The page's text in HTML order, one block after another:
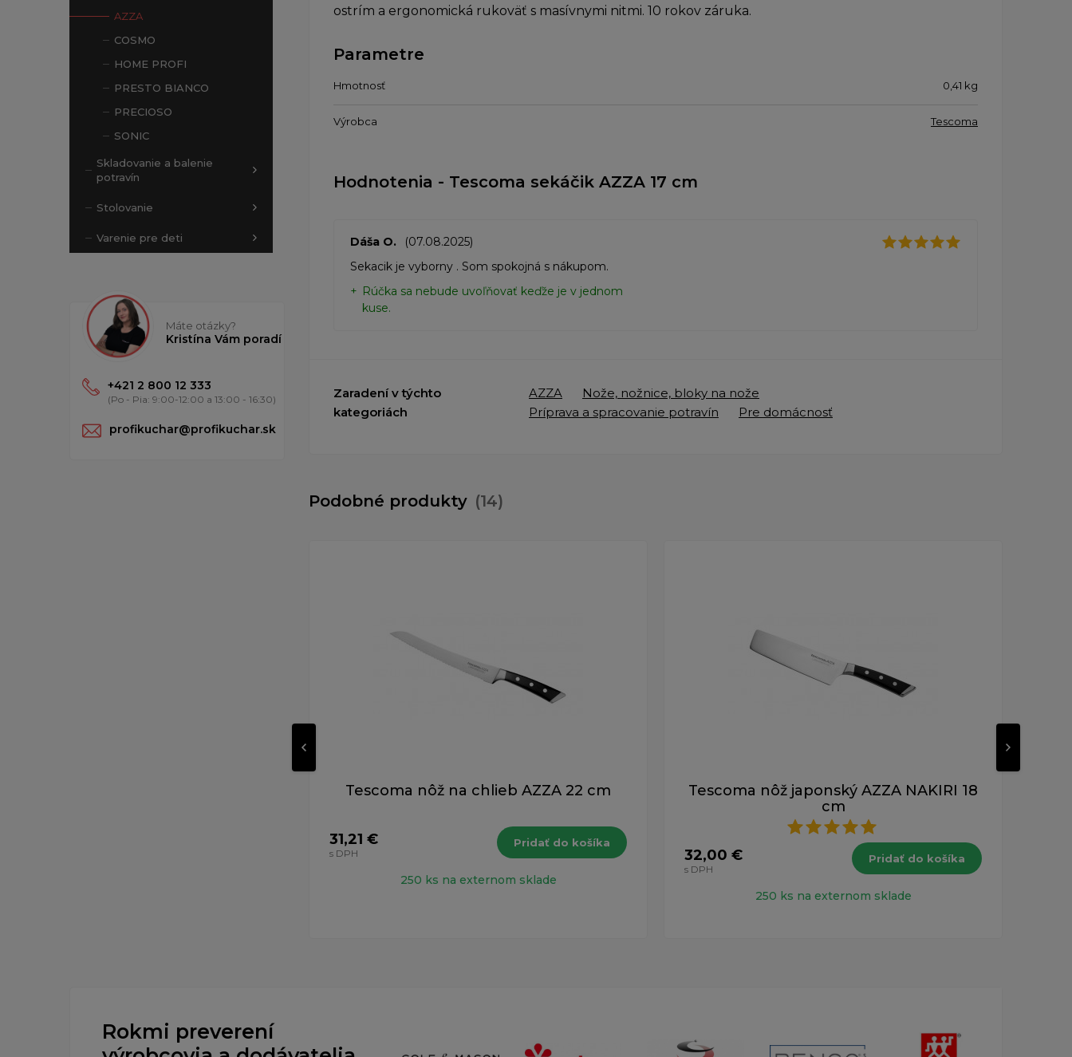
AZZA
COSMO
HOME PROFI
PRESTO BIANCO
PRECIOSO
SONIC
Skladovanie a balenie
potravín
Stolovanie
Varenie pre deti
Máte otázky?
Kristína Vám poradí
+421 2 800 12 333
(Po - Pia: 9:00-12:00 a 13:00 - 16:30)
profikuchar@profikuchar.sk
ostrím a ergonomická rukoväť s masívnymi nitmi. 10 rokov záruka.
Parametre
Hmotnosť 0,41 kg
Výrobca Tescoma
Hodnotenia - Tescoma sekáčik AZZA 17 cm
Dáša O.
(07.08.2025)
Sekacik je vyborny . Som spokojná s nákupom.
Rúčka sa nebude uvoľňovať keďže je v jednom
kuse.
Zaradení v týchto
kategoriách
AZZA
Nože, nožnice, bloky na nože
Príprava a spracovanie potravín
Pre domácnosť
Podobné produkty (14)
Tescoma nôž na chlieb AZZA 22 cm
31,21 €
s DPH
Pridať do košíka
250 ks na externom sklade
Tescoma nôž japonský AZZA NAKIRI 18
cm
32,00 €
s DPH
Pridať do košíka
250 ks na externom sklade
Rokmi preverení